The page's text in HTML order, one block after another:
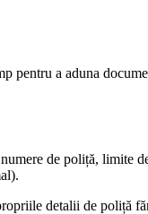
a aduna
de poliță, limite
detalii de poliță